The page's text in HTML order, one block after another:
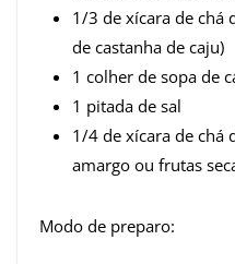
1/3 de xícara de chá
de castanha de caju)
1 colher de sopa de
1 pitada de sal
1/4 de xícara de chá
amargo ou frutas
Modo de preparo: